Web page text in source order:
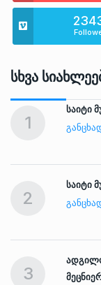
Სხვა
1
საიტი
2
საიტი
3